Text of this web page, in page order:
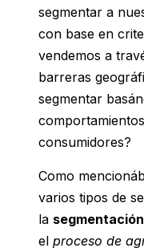
segmentar a
con base en
vendemos a
barreras
segmentar
consumidores?
Como
varios tipos de
la
el proceso de